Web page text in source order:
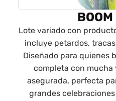
Lote variado con
incluye petardos,
Diseñado para quienes
completa con mucha
asegurada, perfecta
grandes